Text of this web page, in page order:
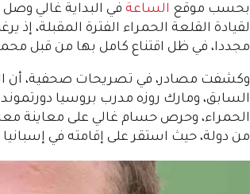
بحسب موقع الساعة في البداية غالي وصل
لقيادة القلعة الحمراء الفترة المقبلة،
مجددا، في ظل اقتناع كامل بها من قبل
وكشفت مصادر، في تصريحات صحفية، أن
السابق، ومارك روزه مدرب بروسيا
الحمراء، وحرص حسام غالي على معاينة
من دولة، حيث استقر على إقامته في إسبانيا